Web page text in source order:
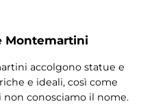
Montemartini
accolgono statue e
e ideali, così come
conosciamo il nome.